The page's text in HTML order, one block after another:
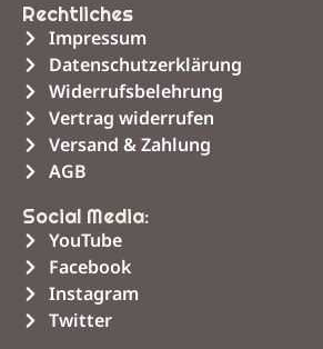
Rechtliches
Impressum
Datenschutzerklärung
Widerrufsbelehrung
Vertrag widerrufen
Versand & Zahlung
AGB
Social Media:
YouTube
Facebook
Instagram
Twitter